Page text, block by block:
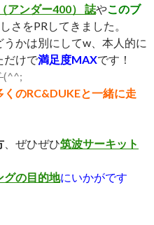
アンダー400） 誌やこのブ
さをPRしてきました。
かは別にしてw、本人的に
だけで満足度MAXです！
(^^;
くのRC&DUKEと一緒に走
、ぜひぜひ筑波サーキット
グの目的地にいかがです